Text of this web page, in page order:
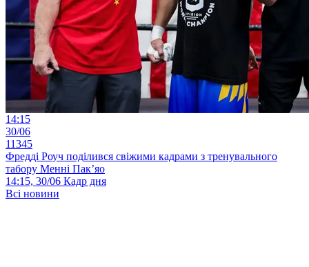
14:15
30/06
11345
Фредді Роуч поділився свіжими кадрами з тренувального
табору Менні Пак’яо
14:15, 30/06 Кадр дня
Всі новини